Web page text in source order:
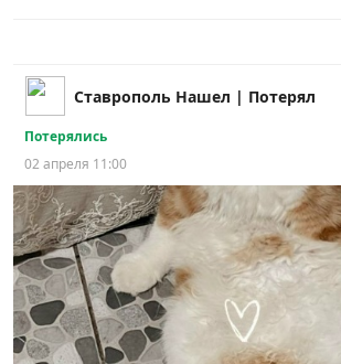
Ставрополь Нашел | Потерял
Потерялись
02 апреля 11:00